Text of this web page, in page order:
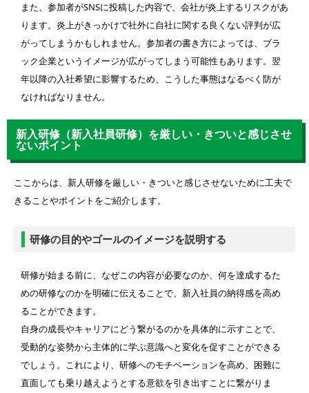
また、参加者がSNSに投稿した内容で、会社が炎上するリスクがあ
ります。炎上がきっかけで社外に自社に関する良くない評判が広
がってしまうかもしれません。参加者の書き方によっては、ブラ
ック企業というイメージが広がってしまう可能性もあります。翌
年以降の入社希望に影響するため、こうした事態はなるべく防が
なければなりません。
新入研修（新入社員研修）を厳しい・きついと感じさせ
ないポイント
ここからは、新人研修を厳しい・きついと感じさせないために工夫で
きることやポイントをご紹介します。
研修の目的やゴールのイメージを説明する
研修が始まる前に、なぜこの内容が必要なのか、何を達成するた
めの研修なのかを明確に伝えることで、新入社員の納得感を高め
ることができます。
自身の成長やキャリアにどう繋がるのかを具体的に示すことで、
受動的な姿勢から主体的に学ぶ意識へと変化を促すことができる
でしょう。これにより、研修へのモチベーションを高め、困難に
直面しても乗り越えようとする意欲を引き出すことに繋がりま